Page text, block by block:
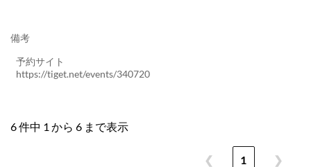
備考
予約サイト
https://tiget.net/events/340720
6 件中 1 から 6 まで表示
❮ 1 ❯